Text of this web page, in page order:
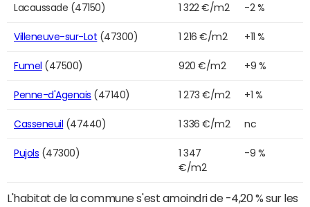
Lacaussade (47150) 1 322 €/m2 -2 %
Villeneuve-sur-Lot (47300) 1 216 €/m2 +11 %
Fumel (47500) 920 €/m2 +9 %
Penne-d'Agenais (47140) 1 273 €/m2 +1 %
Casseneuil (47440) 1 336 €/m2 nc
Pujols (47300)
1 347
€/m2
-9 %
L'habitat de la commune s'est amoindri de -4,20 % sur les